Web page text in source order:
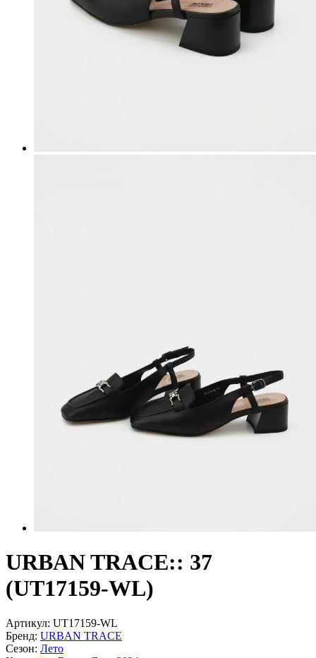
URBAN TRACE:: 37
(UT17159-WL)
Артикул: UT17159-WL
Бренд: URBAN TRACE
Сезон: Лето